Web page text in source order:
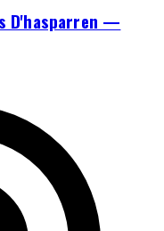
D'hasparren —